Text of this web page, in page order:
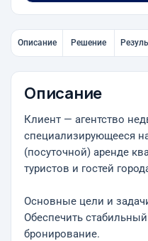
Описание Решение
Описание
Клиент — агентство
специализирующееся
(посуточной) аренде
туристов и гостей
Основные цели и
Обеспечить
бронирование.